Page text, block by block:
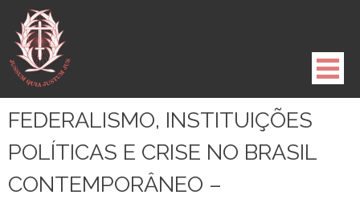
para
conteúdo
FEDERALISMO, INSTITUIÇÕES
POLÍTICAS E CRISE NO BRASIL
CONTEMPORÂNEO –